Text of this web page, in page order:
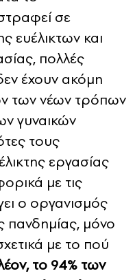
σε
ευέλικτων και
πολλές
έχουν ακόμη
των νέων τρόπων
γυναικών
τους
εργασίας
με τις
ο οργανισμός
πανδημίας, μόνο
με το πού
το 94% των